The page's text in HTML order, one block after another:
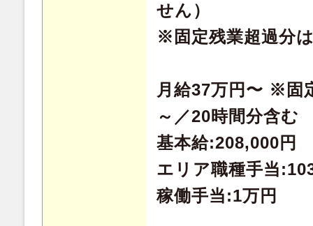
せん）
※固定残業超過分
月給37万円〜 ※固
～／20時間分含む
基本給:208,000円
エリア職種手当
稼働手当:1万円